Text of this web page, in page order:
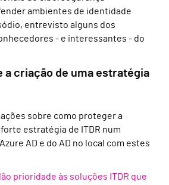
ambientes de identidade
entrevisto alguns dos
- e interessantes - do
a criação de uma estratégia
sobre como proteger a
estratégia de ITDR num
AD e do AD no local com estes
prioridade às soluções ITDR que